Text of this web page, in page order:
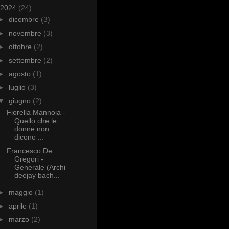
2024 (24)
dicembre (3)
novembre (3)
ottobre (2)
settembre (2)
agosto (1)
luglio (3)
giugno (2)
Fiorella Mannoia -
Quello che le
donne non
dicono ...
Francesco De
Gregori -
Generale (Archi
deejay bach...
maggio (1)
aprile (1)
marzo (2)